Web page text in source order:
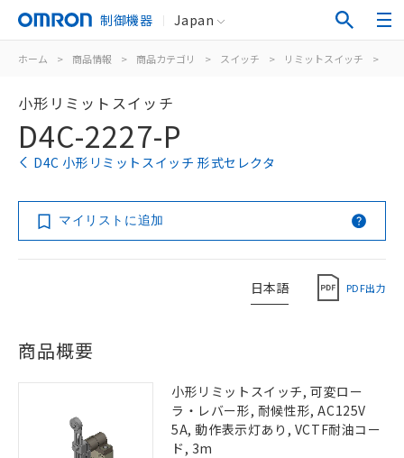
制御機器 Japan
ホーム > 商品情報 > 商品カテゴリ > スイッチ > リミットスイッチ >
小形リミットスイッチ
D4C-2227-P
D4C 小形リミットスイッチ 形式セレクタ
マイリストに追加
日本語 PDF出力
商品概要
小形リミットスイッチ, 可変ロー
ラ・レバー形, 耐候性形, AC125V
5A, 動作表示灯あり, VCTF耐油コー
ド, 3m